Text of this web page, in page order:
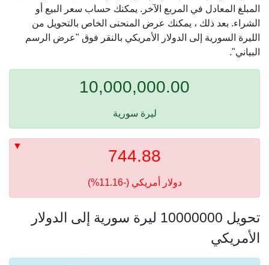
المبلغ المعادل في المربع الآخر. يمكنك حساب سعر البيع أو
الشراء. بعد ذلك ، يمكنك عرض المنحنى الخاص بالتحويل من
الليرة السورية إلى الدولار الأمريكي بالنقر فوق "عرض الرسم
البياني".
10,000,000.00
ليرة سورية
744.88
دولار أمريكي (-11.16%)
تحويل 10000000 ليرة سورية إلى الدولار
الأمريكي